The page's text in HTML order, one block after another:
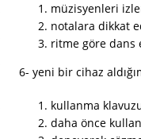
müzisyenleri
notalara dikkat
ritme göre dans
6- yeni bir cihaz
kullanma
daha önce